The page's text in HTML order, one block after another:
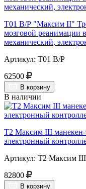
Т01 В/Р "Максим II"
мозговой реанимации
механический,
Артикул: Т01 В/Р
62500
В корзину
В наличии
Т2 Максим III манекен-
электронный
Артикул: Т2 Максим III
82800
В корзину